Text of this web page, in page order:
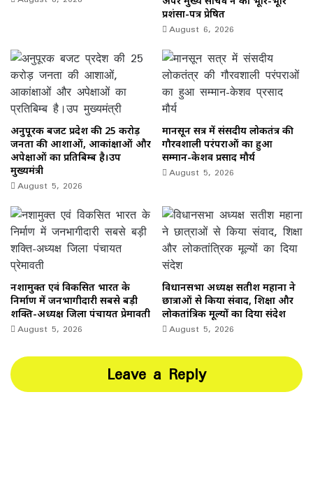
प्रशंसा-पत्र प्रेषित
August 6, 2026
अनुपूरक बजट प्रदेश की 25 करोड़
जनता की आशाओं, आकांक्षाओं और
अपेक्षाओं का प्रतिबिम्ब है।उप
मुख्यमंत्री
August 5, 2026
मानसून सत्र में संसदीय लोकतंत्र की
गौरवशाली परंपराओं का हुआ
सम्मान-केशव प्रसाद मौर्य
August 5, 2026
नशामुक्त एवं विकसित भारत के
निर्माण में जनभागीदारी सबसे बड़ी
शक्ति-अध्यक्ष जिला पंचायत प्रेमावती
August 5, 2026
विधानसभा अध्यक्ष सतीश महाना ने
छात्राओं से किया संवाद, शिक्षा और
लोकतांत्रिक मूल्यों का दिया संदेश
August 5, 2026
Leave a Reply